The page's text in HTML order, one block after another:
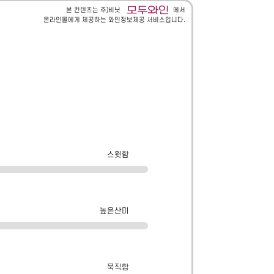
본 컨텐츠는 주)비닛
에서
온라인몰에게 제공하는 와인정보제공 서비스입니다.
스윗함
높은산미
묵직함